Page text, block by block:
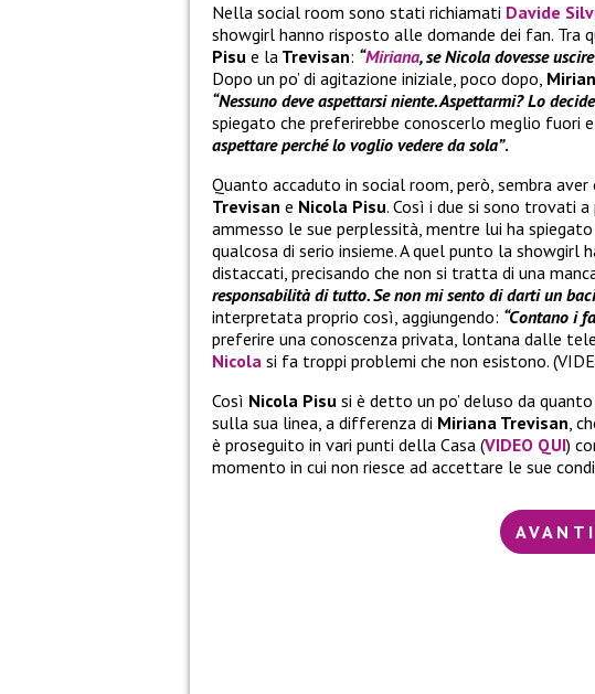
Nella social room sono stati richiamati Davide
showgirl hanno risposto alle domande dei fan. Tra
Pisu e la Trevisan: “Miriana, se Nicola dovesse
Dopo un po’ di agitazione iniziale, poco dopo,
“Nessuno deve aspettarsi niente. Aspettarmi? Lo
spiegato che preferirebbe conoscerlo meglio fuori
aspettare perché lo voglio vedere da sola”.
Quanto accaduto in social room, però, sembra
Trevisan e Nicola Pisu. Così i due si sono trovati
ammesso le sue perplessità, mentre lui ha
qualcosa di serio insieme. A quel punto la
distaccati, precisando che non si tratta di una
responsabilità di tutto. Se non mi sento di darti un
interpretata proprio così, aggiungendo: “Contano i
preferire una conoscenza privata, lontana dalle
Nicola si fa troppi problemi che non esistono.
Così Nicola Pisu si è detto un po’ deluso da
sulla sua linea, a differenza di Miriana Trevisan,
è proseguito in vari punti della Casa (VIDEO QUI)
momento in cui non riesce ad accettare le sue
AVANTI